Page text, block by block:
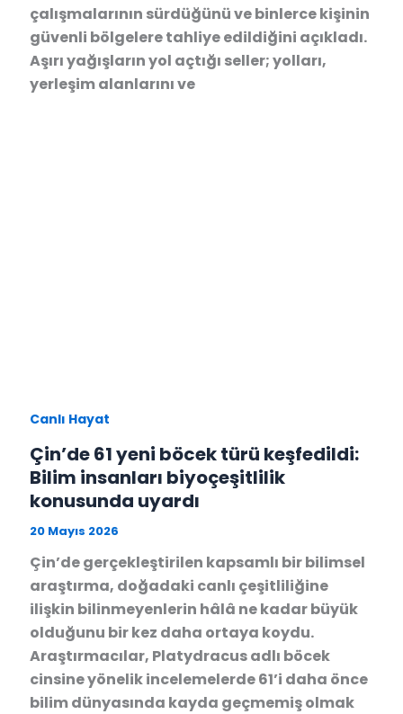
çalışmalarının sürdüğünü ve binlerce kişinin
güvenli bölgelere tahliye edildiğini açıkladı.
Aşırı yağışların yol açtığı seller; yolları,
yerleşim alanlarını ve
Canlı Hayat
Çin’de 61 yeni böcek türü keşfedildi:
Bilim insanları biyoçeşitlilik
konusunda uyardı
20 Mayıs 2026
Çin’de gerçekleştirilen kapsamlı bir bilimsel
araştırma, doğadaki canlı çeşitliliğine
ilişkin bilinmeyenlerin hâlâ ne kadar büyük
olduğunu bir kez daha ortaya koydu.
Araştırmacılar, Platydracus adlı böcek
cinsine yönelik incelemelerde 61’i daha önce
bilim dünyasında kayda geçmemiş olmak